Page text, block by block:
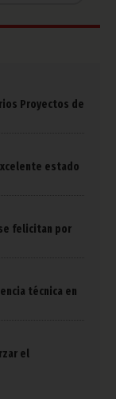
Proyectos de
estado
felicitan por
técnica en
el